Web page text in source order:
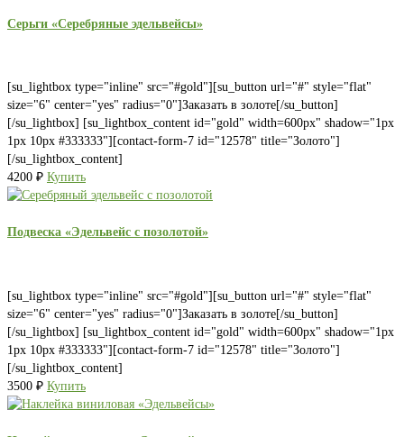
Серьги «Серебряные эдельвейсы»
[su_lightbox type="inline" src="#gold"][su_button url="#" style="flat"
size="6" center="yes" radius="0"]Заказать в золоте[/su_button]
[/su_lightbox] [su_lightbox_content id="gold" width=600px" shadow="1px
1px 10px #333333"][contact-form-7 id="12578" title="Золото"]
[/su_lightbox_content]
4200 ₽ Купить
Подвеска «Эдельвейс с позолотой»
[su_lightbox type="inline" src="#gold"][su_button url="#" style="flat"
size="6" center="yes" radius="0"]Заказать в золоте[/su_button]
[/su_lightbox] [su_lightbox_content id="gold" width=600px" shadow="1px
1px 10px #333333"][contact-form-7 id="12578" title="Золото"]
[/su_lightbox_content]
3500 ₽ Купить